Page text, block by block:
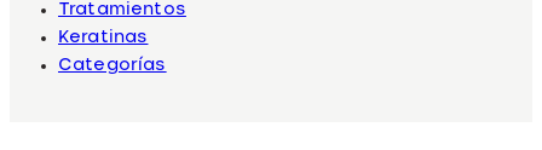
Tratamientos
Keratinas
Categorías